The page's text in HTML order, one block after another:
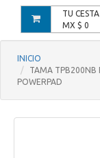
TU CESTA
MX $ 0
INICIO
TAMA TPB200NB
POWERPAD